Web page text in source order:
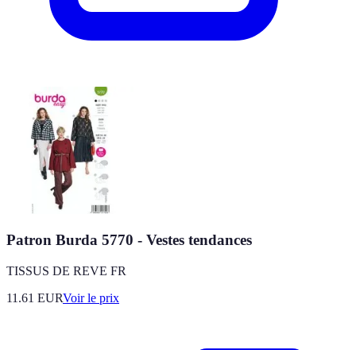
Patron Burda 5770 - Vestes tendances
TISSUS DE REVE FR
11.61 EURVoir le prix